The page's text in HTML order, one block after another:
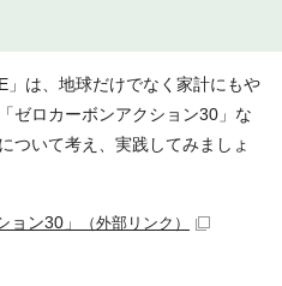
は、地球だけでなく家計にもや
ゼロカーボンアクション30」な
ついて考え、実践してみましょ
ン30」 （外部リンク）